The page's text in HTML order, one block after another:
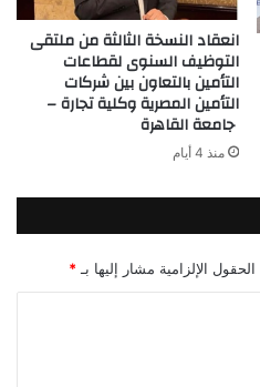
انعقاد النسخة الثالثة من ملتقى
التوظيف السنوى لقطاعات
التأمين بالتعاون بين شركات
التأمين المصرية وكلية تجارة –
جامعة القاهرة
منذ 4 أيام
الحقول الإلزامية مشار إليها بـ *